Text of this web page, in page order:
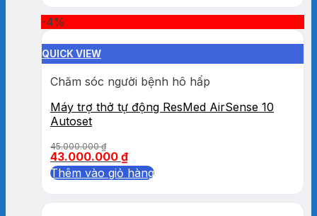
-4%
QUICK VIEW
Chăm sóc người bệnh hô hấp
Máy trợ thở tự động ResMed AirSense 10
Autoset
45.000.000₫
43.000.000 ₫
Thêm vào giỏ hàng